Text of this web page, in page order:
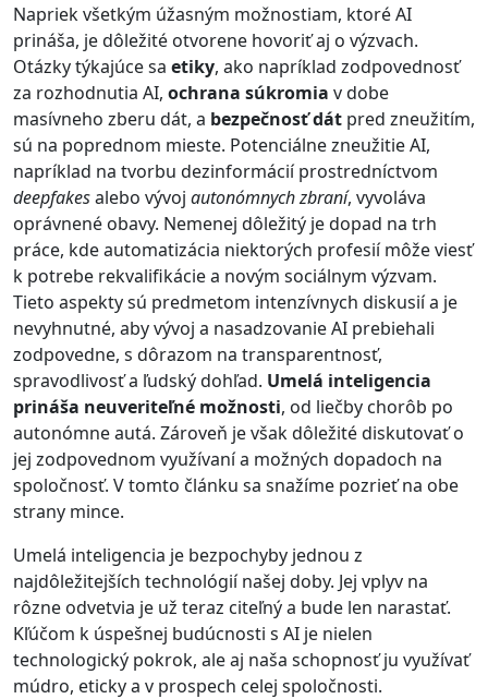
Napriek všetkým úžasným možnostiam, ktoré AI
prináša, je dôležité otvorene hovoriť aj o výzvach.
Otázky týkajúce sa etiky, ako napríklad zodpovednosť
za rozhodnutia AI, ochrana súkromia v dobe
masívneho zberu dát, a bezpečnosť dát pred zneužitím,
sú na poprednom mieste. Potenciálne zneužitie AI,
napríklad na tvorbu dezinformácií prostredníctvom
deepfakesalebo vývoj autonómnych zbraní, vyvoláva
oprávnené obavy. Nemenej dôležitý je dopad na trh
práce, kde automatizácia niektorých profesií môže viesť
k potrebe rekvalifikácie a novým sociálnym výzvam.
Tieto aspekty sú predmetom intenzívnych diskusií a je
nevyhnutné, aby vývoj a nasadzovanie AI prebiehali
zodpovedne, s dôrazom na transparentnosť,
spravodlivosť a ľudský dohľad. Umelá inteligencia
prináša neuveriteľné možnosti, od liečby chorôb po
autonómne autá. Zároveň je však dôležité diskutovať o
jej zodpovednom využívaní a možných dopadoch na
spoločnosť. V tomto článku sa snažíme pozrieť na obe
strany mince.
Umelá inteligencia je bezpochyby jednou z
najdôležitejších technológií našej doby. Jej vplyv na
rôzne odvetvia je už teraz citeľný a bude len narastať.
Kľúčom k úspešnej budúcnosti s AI je nielen
technologický pokrok, ale aj naša schopnosť ju využívať
múdro, eticky a v prospech celej spoločnosti.